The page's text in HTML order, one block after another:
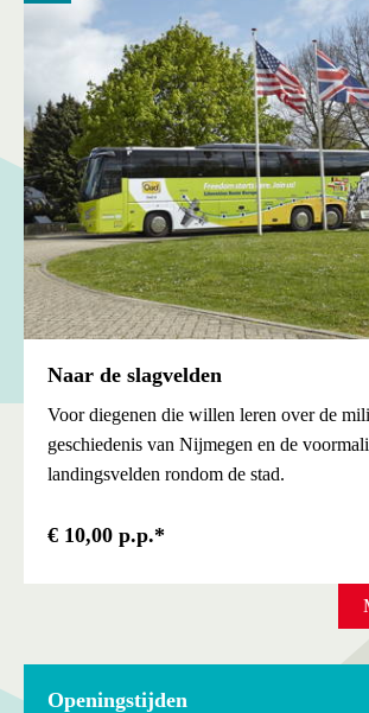
Naar de slagvelden
Voor diegenen die willen leren over de
geschiedenis van Nijmegen en de
landingsvelden rondom de stad.
€ 10,00 p.p.*
Openingstijden